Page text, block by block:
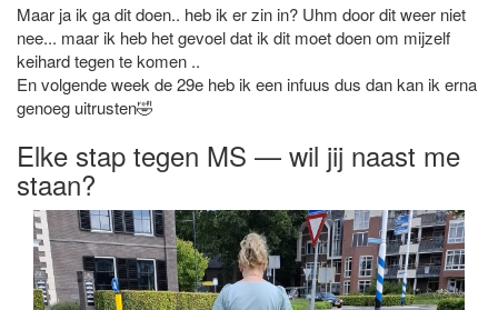
Maar ja ik ga dit doen.. heb ik er zin in? Uhm door dit weer niet
nee... maar ik heb het gevoel dat ik dit moet doen om mijzelf
keihard tegen te komen ..
En volgende week de 29e heb ik een infuus dus dan kan ik erna
genoeg uitrusten🤣
Elke stap tegen MS — wil jij naast me
staan?